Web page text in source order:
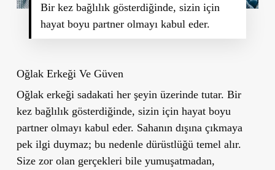
Bir kez bağlılık gösterdiğinde, sizin için
hayat boyu partner olmayı kabul eder.
Oğlak Erkeği Ve Güven
Oğlak erkeği sadakati her şeyin üzerinde tutar. Bir
kez bağlılık gösterdiğinde, sizin için hayat boyu
partner olmayı kabul eder. Sahanın dışına çıkmaya
pek ilgi duymaz; bu nedenle dürüstlüğü temel alır.
Size zor olan gerçekleri bile yumuşatmadan,